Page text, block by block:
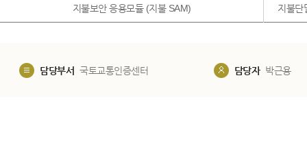
지불보안 응용모듈 (지불 SAM) 지불단
담당부서 국토교통인증센터 담당자 박근용